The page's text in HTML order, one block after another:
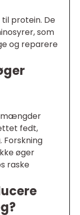
protein. De
som
og reparere
mængder
fedt,
Forskning
øger
raske